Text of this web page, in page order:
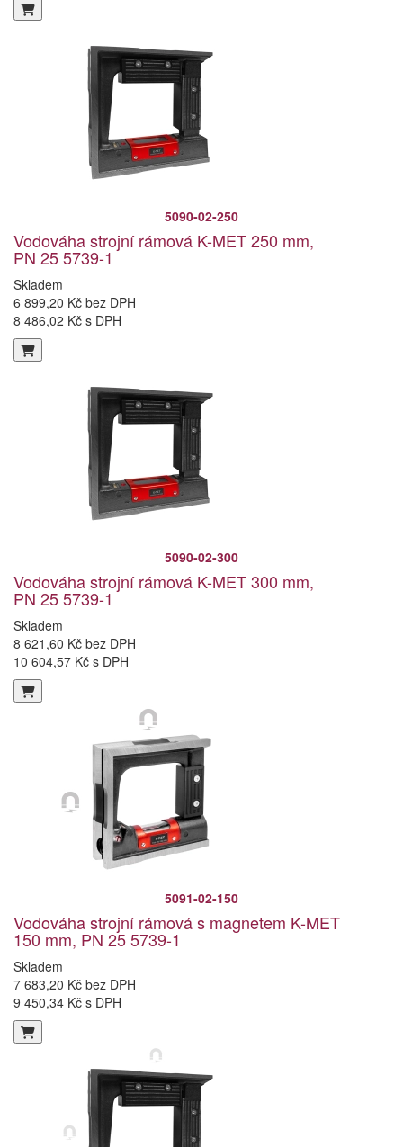
5090-02-250
Vodováha strojní rámová K-MET 250 mm,
PN 25 5739-1
Skladem
6 899,20 Kč bez DPH
8 486,02 Kč s DPH
5090-02-300
Vodováha strojní rámová K-MET 300 mm,
PN 25 5739-1
Skladem
8 621,60 Kč bez DPH
10 604,57 Kč s DPH
5091-02-150
Vodováha strojní rámová s magnetem K-MET
150 mm, PN 25 5739-1
Skladem
7 683,20 Kč bez DPH
9 450,34 Kč s DPH